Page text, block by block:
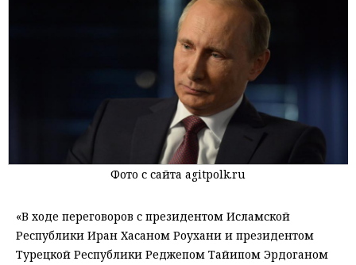
Фото с сайта agitpolk.ru
«В ходе переговоров с президентом Исламской
Республики Иран Хасаном Роухани и президентом
Турецкой Республики Реджепом Тайипом Эрдоганом